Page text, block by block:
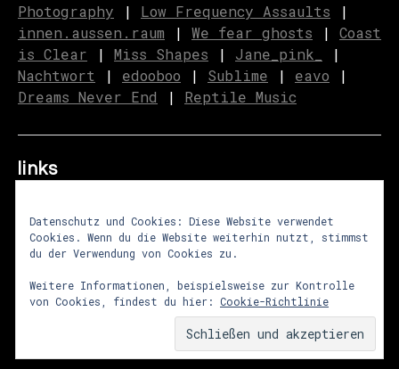
Photography | Low Frequency Assaults |
innen.aussen.raum | We fear ghosts | Coast
is Clear | Miss Shapes | Jane_pink_
|
Nachtwort | edooboo | Sublime | eavo |
Dreams Never End | Reptile Music
links
über uns | presse|newsletter
impressum|datenschutz |
Theme vonAnders Norén
Datenschutz und Cookies: Diese Website verwendet
Cookies. Wenn du die Website weiterhin nutzt, stimmst
du der Verwendung von Cookies zu.
Weitere Informationen, beispielsweise zur Kontrolle
von Cookies, findest du hier: Cookie-Richtlinie